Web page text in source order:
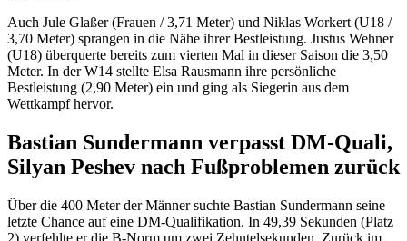
Auch Jule Glaßer (Frauen / 3,71 Meter) und Niklas Workert (U18 /
3,70 Meter) sprangen in die Nähe ihrer Bestleistung. Justus Wehner
(U18) überquerte bereits zum vierten Mal in dieser Saison die 3,50
Meter. In der W14 stellte Elsa Rausmann ihre persönliche
Bestleistung (2,90 Meter) ein und ging als Siegerin aus dem
Wettkampf hervor.
Bastian Sundermann verpasst DM-Quali,
Silyan Peshev nach Fußproblemen zurück
Über die 400 Meter der Männer suchte Bastian Sundermann seine
letzte Chance auf eine DM-Qualifikation. In 49,39 Sekunden (Platz
2) verfehlte er die B-Norm um zwei Zehntelsekunden. Zurück im